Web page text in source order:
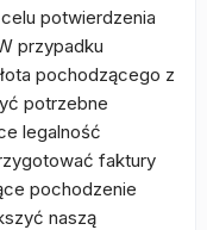
potwierdzenia
przypadku
pochodzącego z
potrzebne
legalność
faktury
pochodzenie
naszą